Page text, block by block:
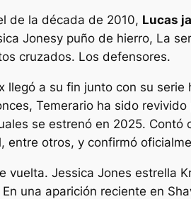
de la década de 2010, Lucas
Jonesy puño de hierro, La
cruzados. Los defensores.
llegó a su fin junto con su
Temerario ha sido revivido
se estrenó en 2025.
entre otros, y confirmó
vuelta. Jessica Jones estrella
una aparición reciente en